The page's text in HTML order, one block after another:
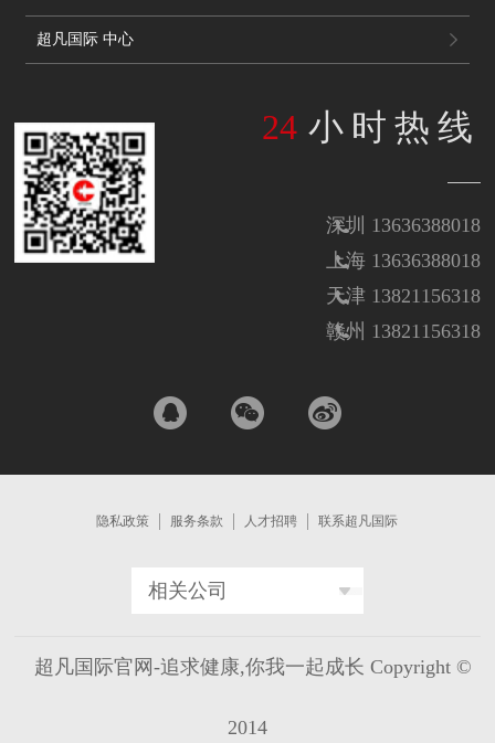
超凡国际 中心
24 小时热线
深圳 13636388018
上海 13636388018
天津 13821156318
赣州 13821156318
隐私政策 服务条款 人才招聘 联系超凡国际
相关公司
超凡国际官网-追求健康,你我一起成长 Copyright ©
2014